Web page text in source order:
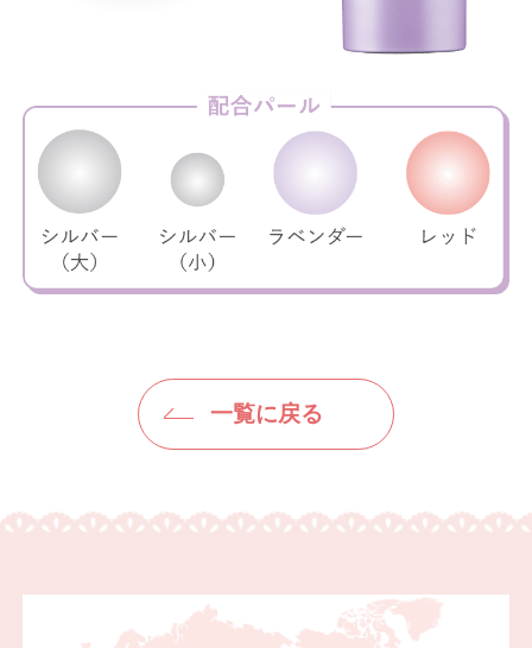
一覧に戻る